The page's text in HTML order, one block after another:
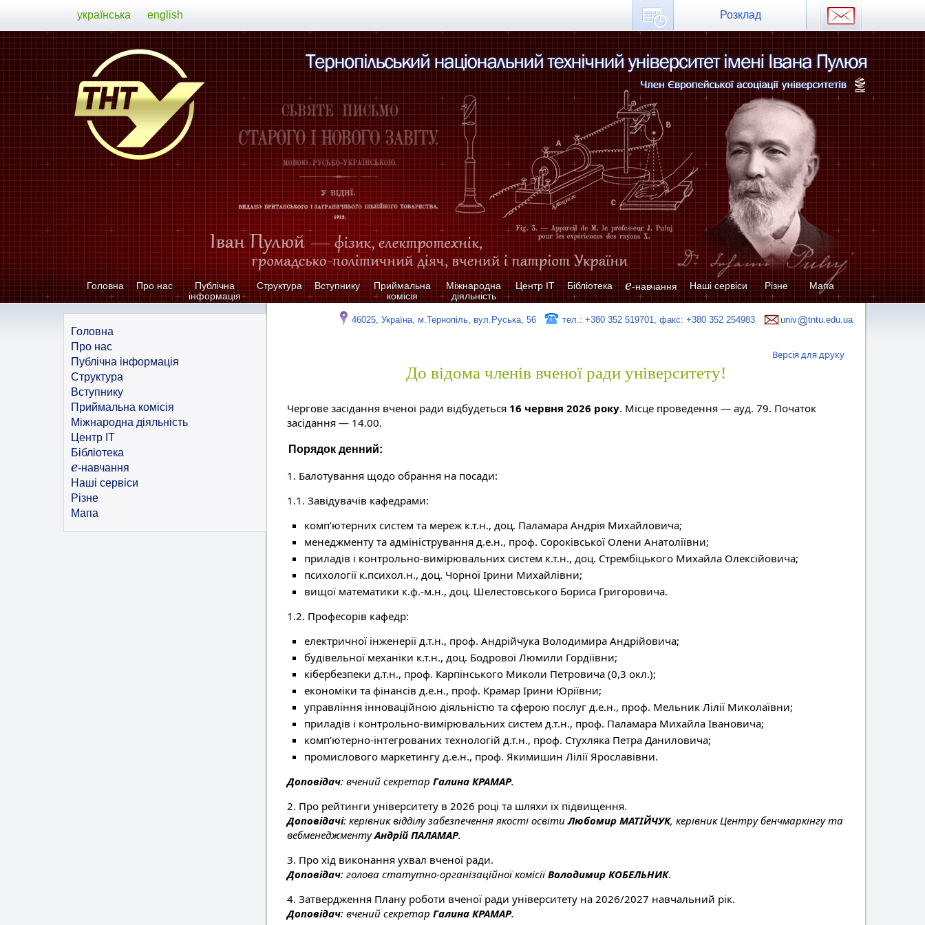
Розклад
українська english
Головна Про нас
Публічна
інформація
Структура Вступнику
Приймальна
комісія
Міжнародна
діяльність
Центр ІТ Бібліотека e-навчання Наші сервіси Різне Мапа
Головна
Про нас
Публічна інформація
Структура
Вступнику
Приймальна комісія
Міжнародна діяльність
Центр ІТ
Бібліотека
e-навчання
Наші сервіси
Різне
Мапа
46025, Україна, м.Тернопіль, вул.Руська, 56 тел.: +380 352 519701, факс: +380 352 254983 univ tntu.edu.ua
Версія для друку
До відома членів вченої ради університету!
Чергове засідання вченої ради відбудеться 16 червня 2026 року. Місце проведення — ауд. 79. Початок
засідання — 14.00.
Порядок денний:
1. Балотування щодо обрання на посади:
1.1. Завідувачів кафедрами:
комп’ютерних систем та мереж к.т.н., доц. Паламара Андрія Михайловича;
менеджменту та адміністрування д.е.н., проф. Сороківської Олени Анатоліївни;
приладів і контрольно-вимірювальних систем к.т.н., доц. Стрембіцького Михайла Олексійовича;
психології к.психол.н., доц. Чорної Ірини Михайлівни;
вищої математики к.ф.-м.н., доц. Шелестовського Бориса Григоровича.
1.2. Професорів кафедр:
електричної інженерії д.т.н., проф. Андрійчука Володимира Андрійовича;
будівельної механіки к.т.н., доц. Бодрової Люмили Гордіївни;
кібербезпеки д.т.н., проф. Карпінського Миколи Петровича (0,3 окл.);
економіки та фінансів д.е.н., проф. Крамар Ірини Юріївни;
управління інноваційною діяльністю та сферою послуг д.е.н., проф. Мельник Лілії Миколаївни;
приладів і контрольно-вимірювальних систем д.т.н., проф. Паламара Михайла Івановича;
комп’ютерно-інтегрованих технологій д.т.н., проф. Стухляка Петра Даниловича;
промислового маркетингу д.е.н., проф. Якимишин Лілії Ярославівни.
Доповідач: вчений секретар Галина КРАМАР.
2. Про рейтинги університету в 2026 році та шляхи їх підвищення.
Доповідачі: керівник відділу забезпечення якості освітиЛюбомир МАТІЙЧУК, керівник Центру бенчмаркінгу та
вебменеджментуАндрій ПАЛАМАР.
3. Про хід виконання ухвал вченої ради.
Доповідач: голова статутно-організаційної комісіїВолодимир КОБЕЛЬНИК.
4. Затвердження Плану роботи вченої ради університету на 2026/2027 навчальний рік.
Доповідач: вчений секретар Галина КРАМАР.